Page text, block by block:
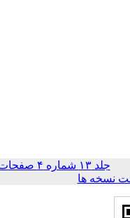
جلد ۱۳ شماره ۴ صفحات
نسخه ها